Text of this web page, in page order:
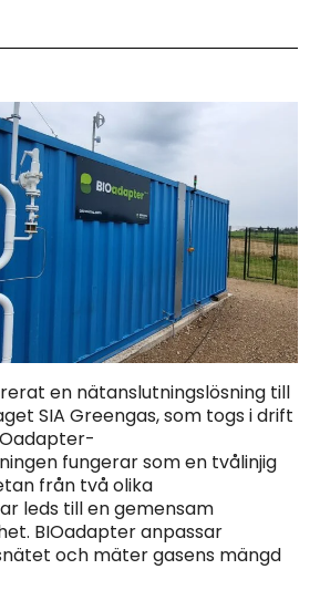
en nätanslutningslösning till
SIA Greengas, som togs i drift
fungerar som en tvålinjig
från två olika
leds till en gemensam
BIOadapter anpassar
och mäter gasens mängd